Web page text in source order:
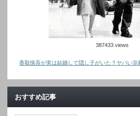
387433 views
香取慎吾が実は結婚して隠し子がいた？ヤバい宗
おすすめ記事